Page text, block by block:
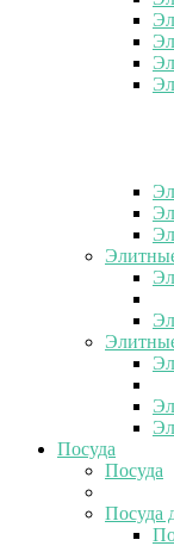
Посуда
Посуда
Посуда